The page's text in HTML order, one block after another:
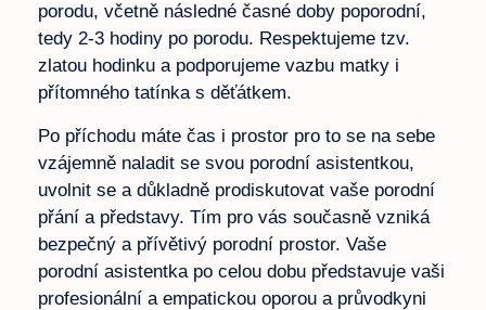
porodu, včetně následné časné doby poporodní,
tedy 2-3 hodiny po porodu. Respektujeme tzv.
zlatou hodinku a podporujeme vazbu matky i
přítomného tatínka s děťátkem.
Po příchodu máte čas i prostor pro to se na sebe
vzájemně naladit se svou porodní asistentkou,
uvolnit se a důkladně prodiskutovat vaše porodní
přání a představy. Tím pro vás současně vzniká
bezpečný a přívětivý porodní prostor. Vaše
porodní asistentka po celou dobu představuje vaši
profesionální a empatickou oporou a průvodkyni